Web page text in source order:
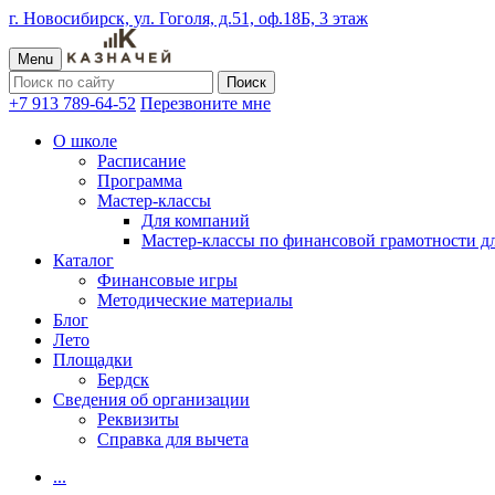
г. Новосибирск, ул. Гоголя, д.51, оф.18Б, 3 этаж
Menu
+7 913 789-64-52 Перезвоните мне
О школе
Расписание
Программа
Мастер-классы
Для компаний
Мастер-классы по финансовой грамотности
Каталог
Финансовые игры
Методические материалы
Блог
Лето
Площадки
Бердск
Сведения об организации
Реквизиты
Справка для вычета
...